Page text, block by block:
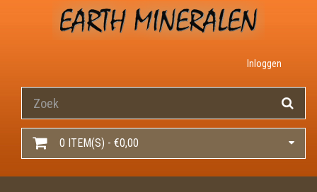
Inloggen
0 ITEM(S) - €0,00